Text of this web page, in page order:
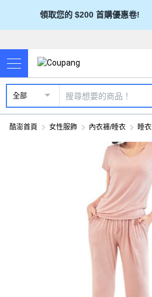
領取您的 $200 首購優惠卷!
全部
酷澎首頁 女性服飾 內衣褲/睡衣 睡衣